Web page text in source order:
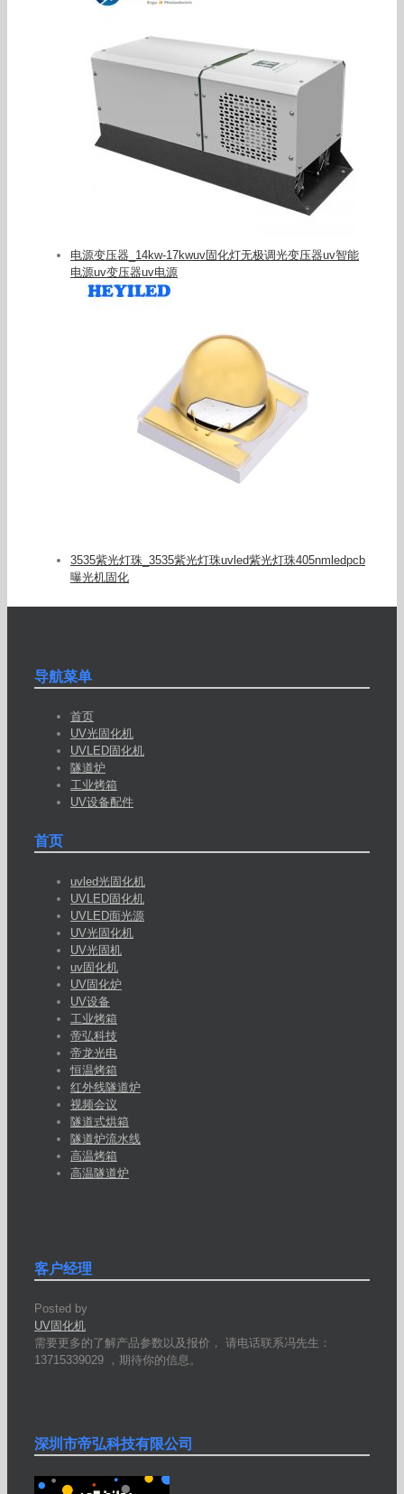
电源变压器_14kw-17kwuv固化灯无极调光变压器uv智能
电源uv变压器uv电源
3535紫光灯珠_3535紫光灯珠uvled紫光灯珠405nmledpcb
曝光机固化
导航菜单
首页
UV光固化机
UVLED固化机
隧道炉
工业烤箱
UV设备配件
首页
uvled光固化机
UVLED固化机
UVLED面光源
UV光固化机
UV光固机
uv固化机
UV固化炉
UV设备
工业烤箱
帝弘科技
帝龙光电
恒温烤箱
红外线隧道炉
视频会议
隧道式烘箱
隧道炉流水线
高温烤箱
高温隧道炉
客户经理
Posted by
UV固化机
需要更多的了解产品参数以及报价， 请电话联系冯先生：
13715339029 ，期待你的信息。
深圳市帝弘科技有限公司